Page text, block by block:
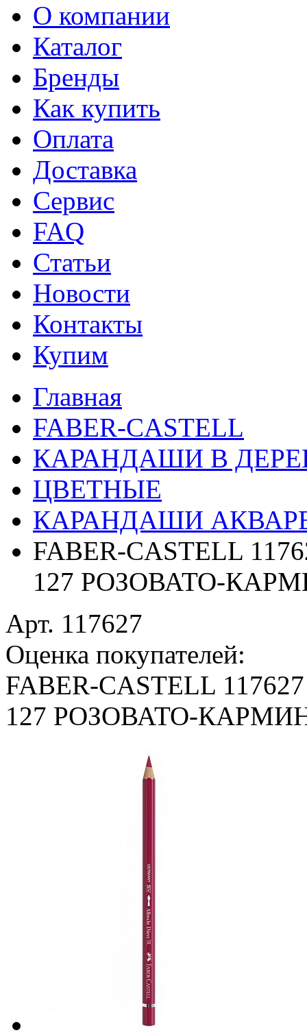
О компании
Каталог
Бренды
Как купить
Оплата
Доставка
Сервис
FAQ
Статьи
Новости
Контакты
Купим
Главная
FABER-CASTELL
КАРАНДАШИ В
ЦВЕТНЫЕ
КАРАНДАШИ
FABER-CASTELL
127 РОЗОВАТО-
Арт. 117627
Оценка покупателей:
FABER-CASTELL
127 РОЗОВАТО-